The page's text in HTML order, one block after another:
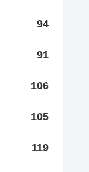
94
91
106
105
119